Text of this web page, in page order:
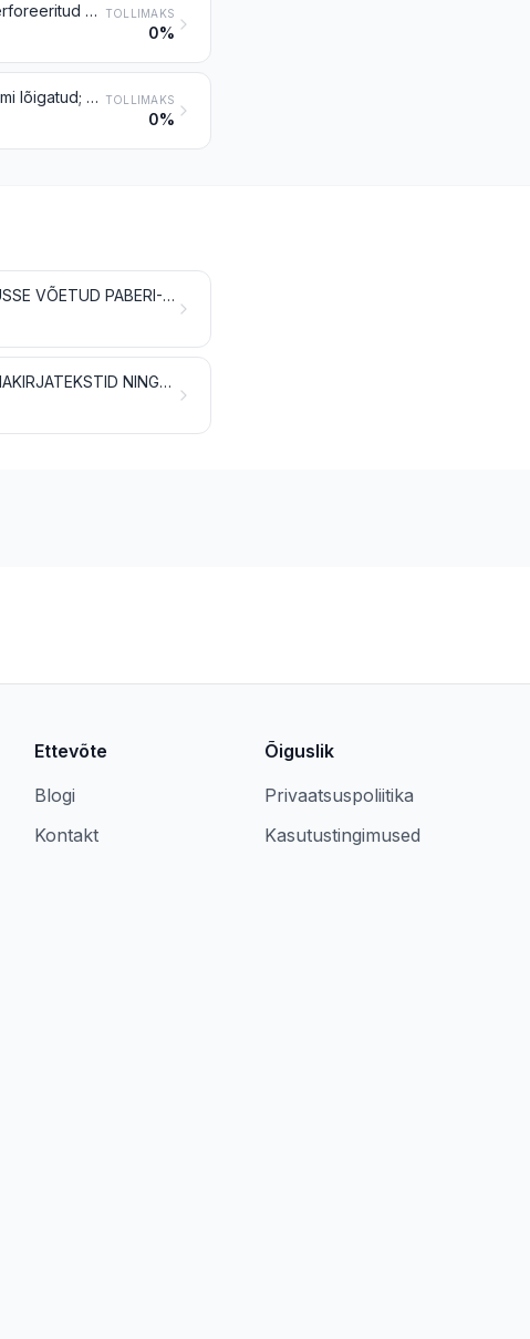
Poolid, rullid, bobiinid jms alused paberimassist, paberist või papist (perforeeritud või perforeerimata, tugevdatud või tugevdamata) TOLLIMAKS
0%
Muu paber, papp, tselluloosvatt ja tsellulooskiudkangas, mõõtu või vormi lõigatud; muud tooted paberimassist, paberist, papist, tselluloosvatist või tsellulooskiudkangast TOLLIMAKS
0%
KIUMASS PUIDUST VM KIULISEST TSELLULOOSMATERJALIST; RINGLUSSE VÕETUD PABERI- VÕI PAPIJÄÄTMED JA -JÄÄGID
RAAMATUD, AJALEHED, PILDID JM TRÜKITOOTED; KÄSIKIRJAD, MASINAKIRJATEKSTID NING PLAANID JA JOONISED
Ettevõte
Blogi
Kontakt
Õiguslik
Privaatsuspoliitika
Kasutustingimused